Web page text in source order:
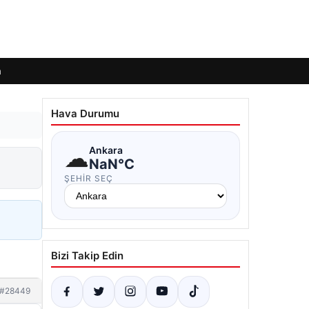
#28449
Hava Durumu
☁Ankara
NaN°C
ŞEHIR SEÇ
Bizi Takip Edin